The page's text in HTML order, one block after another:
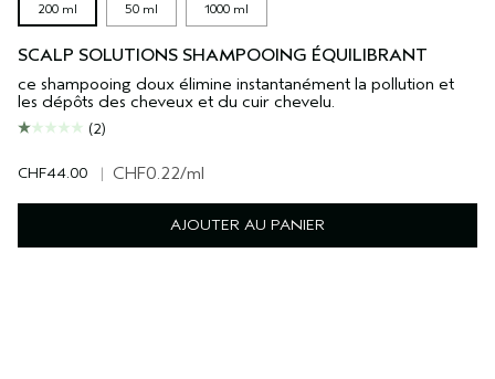
200 ml 50 ml 1000 ml
SCALP SOLUTIONS SHAMPOOING ÉQUILIBRANT
ce shampooing doux élimine instantanément la pollution et
les dépôts des cheveux et du cuir chevelu.
(2)
CHF44.00 | CHF0.22/ml
AJOUTER AU PANIER